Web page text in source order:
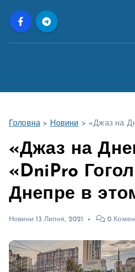
Головна > Новини > «Джаз на
«Джаз на
«DniPro
Днепре в
Новини 13 Липня, 2021 0